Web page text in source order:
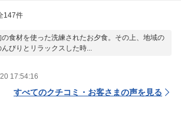
147件
食材を使った洗練されたお夕食。その上、地域の
びりとリラックスした時...
17:54:16
すべてのクチコミ・お客さまの声を見る